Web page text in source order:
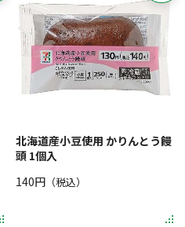
北海道産小豆使用 かりんとう饅
頭 1個入
140円（税込）